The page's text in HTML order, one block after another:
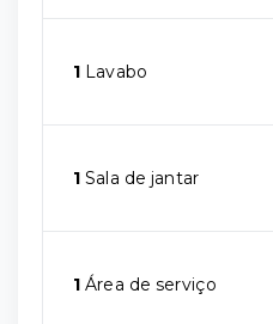
1 Lavabo
1 Sala de jantar
1 Área de serviço